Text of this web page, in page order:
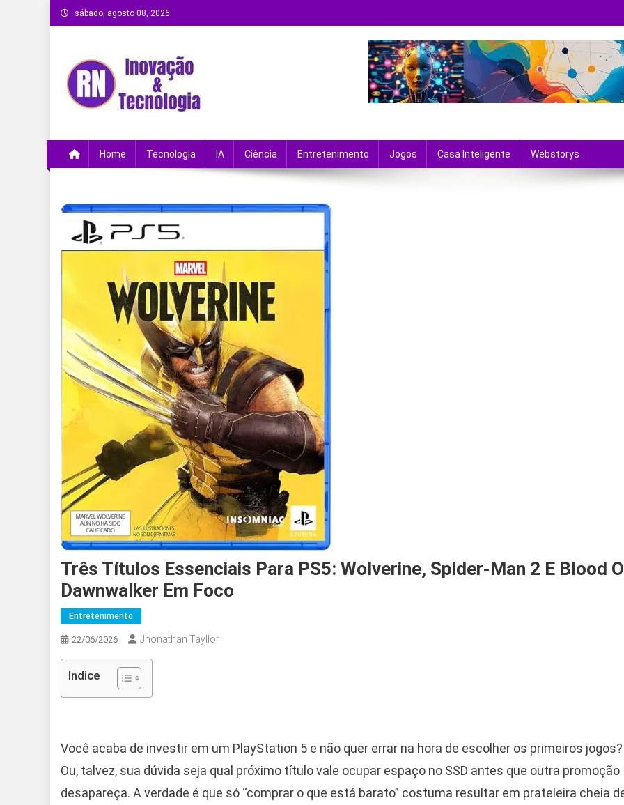
Skip
to
sábado, agosto 08, 2026
Home Tecnologia IA Ciência Entretenimento Jogos Casa Inteligente Webstorys
Três Títulos Essenciais Para PS5: Wolverine, Spider-Man 2 E Blood
Dawnwalker Em Foco
Entretenimento
22/06/2026 Jhonathan Tayllor
Indice
Você acaba de investir em um PlayStation 5 e não quer errar na hora de escolher os primeiros jogos?
Ou, talvez, sua dúvida seja qual próximo título vale ocupar espaço no SSD antes que outra promoção
desapareça. A verdade é que só “comprar o que está barato” costuma resultar em prateleira cheia